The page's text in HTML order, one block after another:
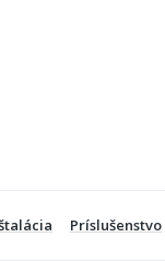
Príslušenstvo